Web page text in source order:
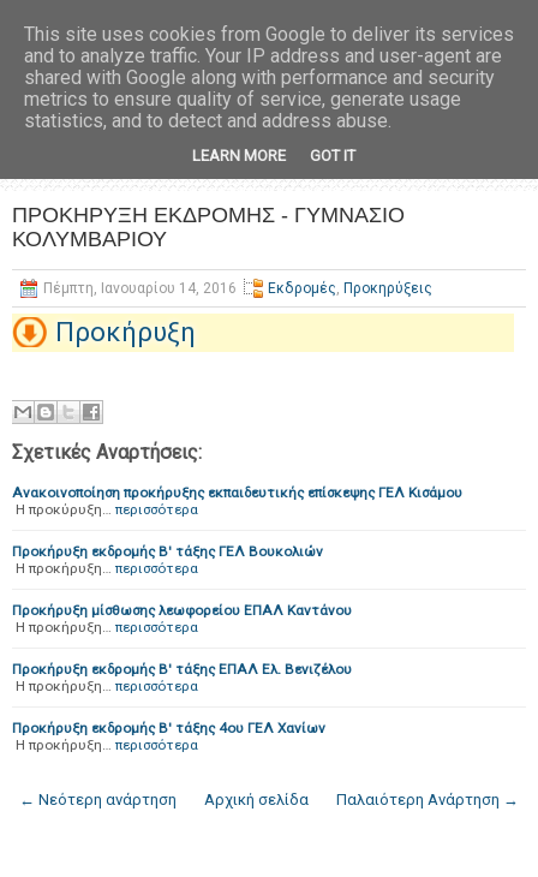
ΠΡΟΚΗΡΥΞΗ ΕΚΔΡΟΜΗΣ - ΓΥΜΝΑΣΙΟ
ΚΟΛΥΜΒΑΡΙΟΥ
Πέμπτη, Ιανουαρίου 14, 2016 Εκδρομές, Προκηρύξεις
Προκήρυξη
Σχετικές Αναρτήσεις:
Ανακοινοποίηση προκήρυξης εκπαιδευτικής επίσκεψης ΓΕΛ Κισάμου
Η προκύρυξη… περισσότερα
Προκήρυξη εκδρομής Β' τάξης ΓΕΛ Βουκολιών
Η προκήρυξη… περισσότερα
Προκήρυξη μίσθωσης λεωφορείου ΕΠΑΛ Καντάνου
Η προκήρυξη… περισσότερα
Προκήρυξη εκδρομής Β' τάξης ΕΠΑΛ Ελ. Βενιζέλου
Η προκήρυξη… περισσότερα
Προκήρυξη εκδρομής Β' τάξης 4ου ΓΕΛ Χανίων
Η προκήρυξη… περισσότερα
← Νεότερη ανάρτηση Παλαιότερη Ανάρτηση →
Αρχική σελίδα
This site uses cookies from Google to deliver its services
and to analyze traffic. Your IP address and user-agent are
shared with Google along with performance and security
metrics to ensure quality of service, generate usage
statistics, and to detect and address abuse.
LEARN MORE GOT IT